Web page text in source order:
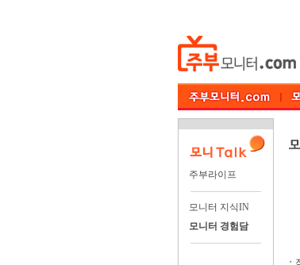
주부라이프
모니터 지식IN
모니터 경험담
ㆍ